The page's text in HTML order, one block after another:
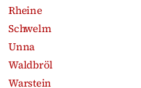
Rheine
Schwelm
Unna
Waldbröl
Warstein